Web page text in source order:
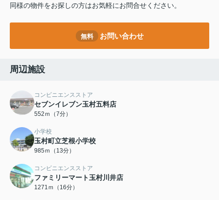
同様の物件をお探しの方はお気軽にお問合せください。
無料 お問い合わせ
周辺施設
コンビニエンスストア
セブンイレブン玉村五料店
552ｍ（7分）
小学校
玉村町立芝根小学校
985ｍ（13分）
コンビニエンスストア
ファミリーマート玉村川井店
1271ｍ（16分）